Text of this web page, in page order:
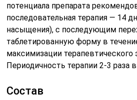
потенциала препарата
последовательная терапия — 14
насыщения), с последующим
таблетированную форму в
максимизации терапевтического
Периодичность терапии 2-3 раза в
Состав